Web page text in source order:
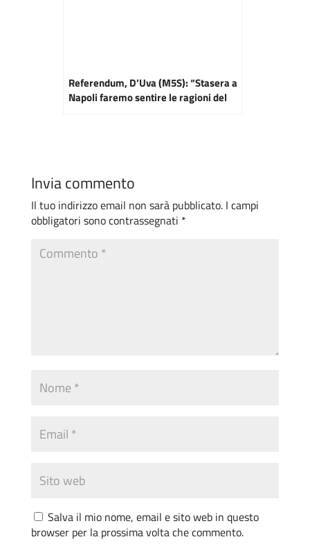
Referendum, D’Uva (M5S): “Stasera a
Napoli faremo sentire le ragioni del
Invia commento
Il tuo indirizzo email non sarà pubblicato. I campi
obbligatori sono contrassegnati *
Salva il mio nome, email e sito web in questo
browser per la prossima volta che commento.